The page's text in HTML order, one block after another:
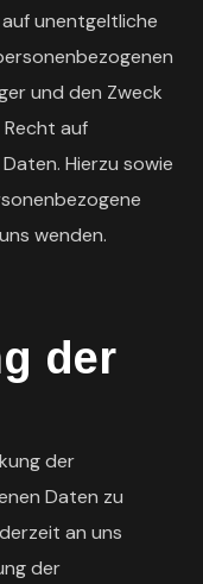
unentgeltliche
und den Zweck
auf
Hierzu sowie
wenden.
der
der
Daten zu
an uns
der